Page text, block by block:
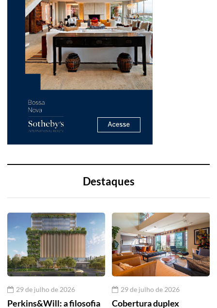
Destaques
29 de julho de 2026
Perkins&Will: a filosofia
29 de julho de 2026
Cobertura duplex